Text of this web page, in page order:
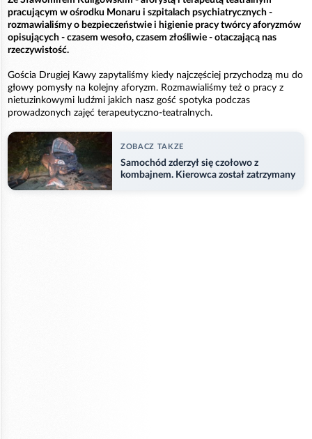
pracującym w ośrodku Monaru i szpitalach psychiatrycznych -
rozmawialiśmy o bezpieczeństwie i higienie pracy twórcy aforyzmów
opisujących - czasem wesoło, czasem złośliwie - otaczającą nas
rzeczywistość.
Gościa Drugiej Kawy zapytaliśmy kiedy najczęściej przychodzą mu do
głowy pomysły na kolejny aforyzm. Rozmawialiśmy też o pracy z
nietuzinkowymi ludźmi jakich nasz gość spotyka podczas
prowadzonych zajęć terapeutyczno-teatralnych.
ZOBACZ TAKZE
Samochód zderzył się czołowo z
kombajnem. Kierowca został zatrzymany